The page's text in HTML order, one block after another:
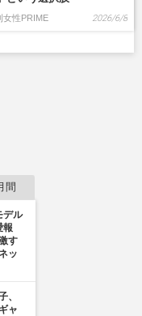
間
デル
報
す
ッ
、
ャ